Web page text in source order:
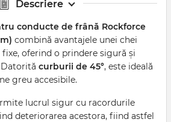
Descriere
conducte de frână Rockforce
combină avantajele unei chei
fixe, oferind o prindere sigură și
curburii de 45°, este ideală
greu accesibile.
lucrul sigur cu racordurile
deteriorarea acestora, fiind astfel